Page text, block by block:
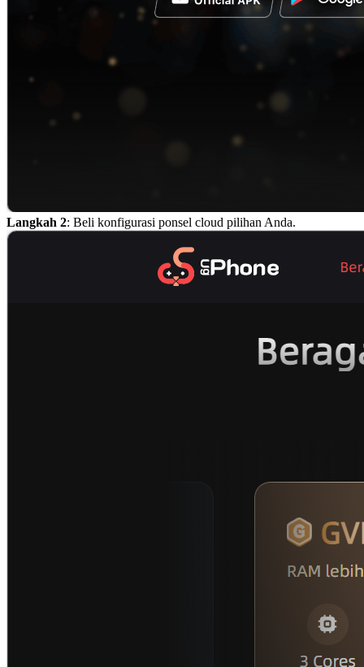
Langkah 2: Beli konfigurasi ponsel cloud pilihan Anda.